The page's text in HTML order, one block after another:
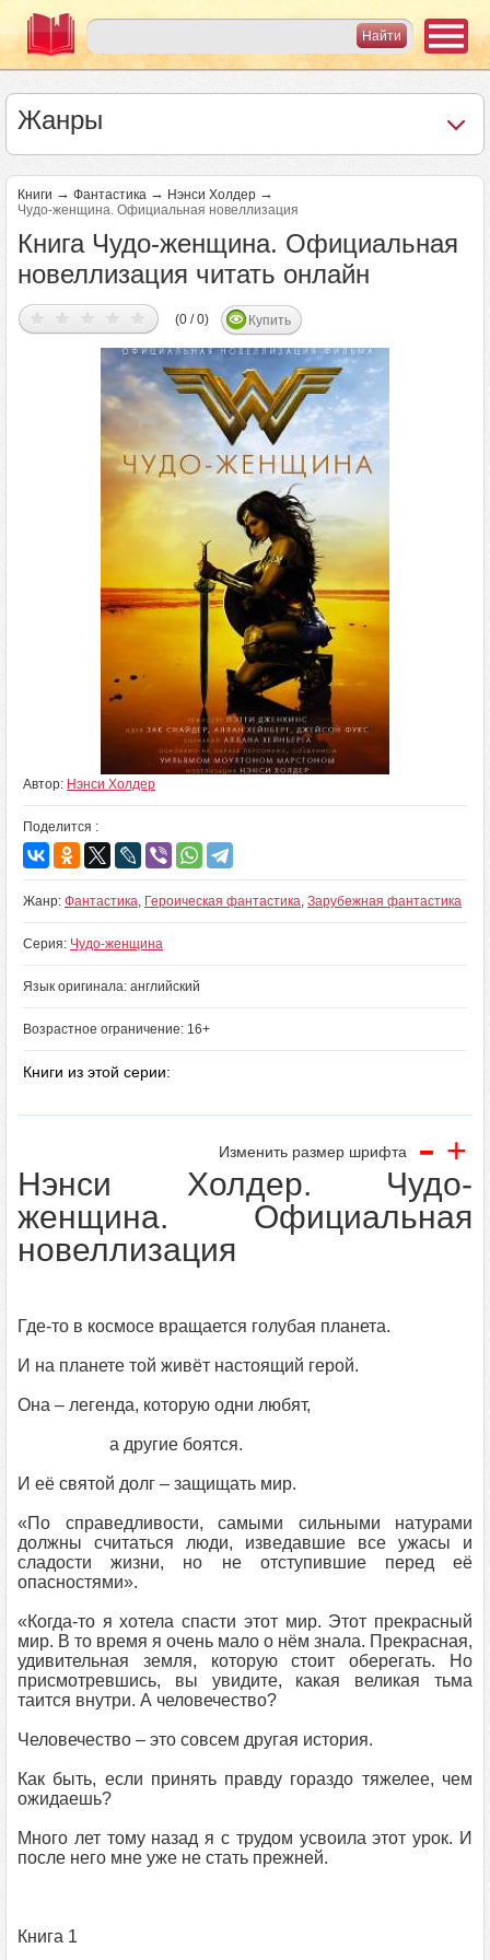
Жанры
Книги → Фантастика → Нэнси Холдер →
Чудо-женщина. Официальная новеллизация
Книга Чудо-женщина. Официальная
новеллизация читать онлайн
(0 / 0) Купить
Автор: Нэнси Холдер
Поделится :
Жанр: Фантастика, Героическая фантастика, Зарубежная фантастика
Серия: Чудо-женщина
Язык оригинала: английский
Возрастное ограничение: 16+
Книги из этой серии:
Изменить размер шрифта - +
Нэнси Холдер. Чудо-
женщина. Официальная
новеллизация
Где-то в космосе вращается голубая планета.
И на планете той живёт настоящий герой.
Она – легенда, которую одни любят,
а другие боятся.
И её святой долг – защищать мир.
«По справедливости, самыми сильными натурами
должны считаться люди, изведавшие все ужасы и
сладости жизни, но не отступившие перед её
опасностями».
«Когда-то я хотела спасти этот мир. Этот прекрасный
мир. В то время я очень мало о нём знала. Прекрасная,
удивительная земля, которую стоит оберегать. Но
присмотревшись, вы увидите, какая великая тьма
таится внутри. А человечество?
Человечество – это совсем другая история.
Как быть, если принять правду гораздо тяжелее, чем
ожидаешь?
Много лет тому назад я с трудом усвоила этот урок. И
после него мне уже не стать прежней.
Книга 1